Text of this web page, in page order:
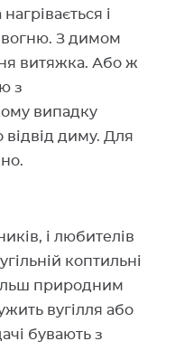
і
вогню. З димом
витяжка. Або ж
з
випадку
відвід диму. Для
і любителів
коптильні
природним
вугілля або
бувають з